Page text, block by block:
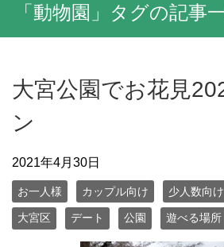
「動物園」タグの記事
大宮公園でお花見
ン
2021年4月30日
お一人様 カップル向け 少人数向け
大宮区 デート 公園 遊べる場所